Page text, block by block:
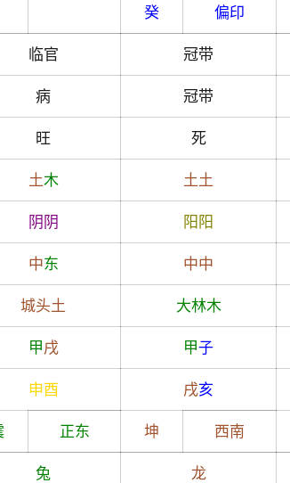
癸 偏印
临官 冠带
病 冠带
旺 死
土木 土土
阴 阴 阳 阳
中东 中中
城头土 大林木
甲戌 甲子
申酉 戌亥
正东 坤 西南
兔 龙